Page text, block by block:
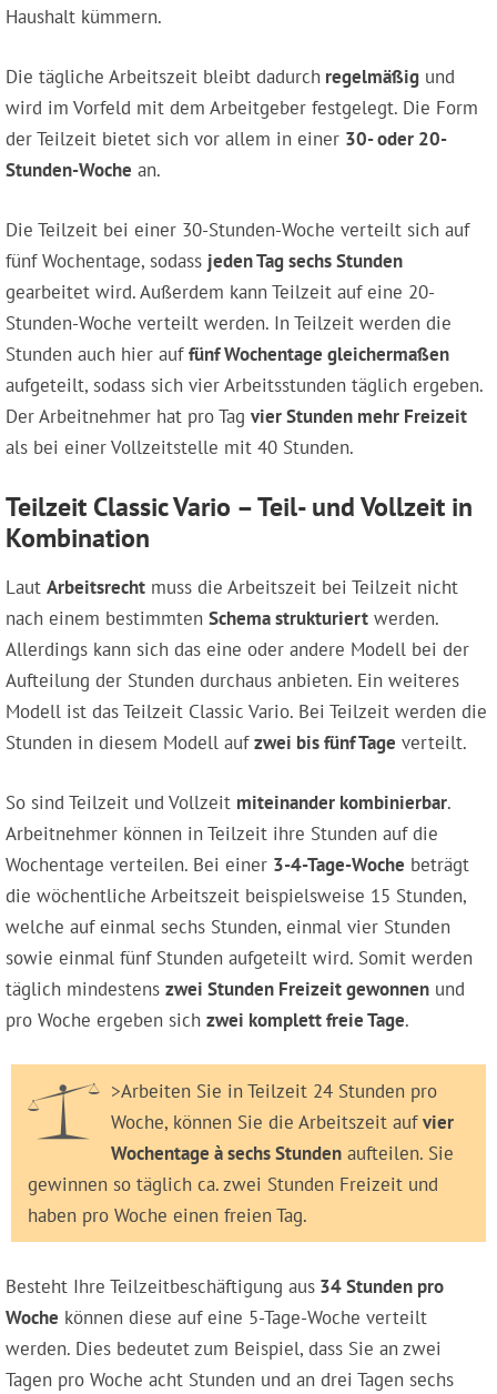
Haushalt kümmern.
Die tägliche Arbeitszeit bleibt dadurch regelmäßig und
wird im Vorfeld mit dem Arbeitgeber festgelegt. Die Form
der Teilzeit bietet sich vor allem in einer 30- oder 20-
Stunden-Woche an.
Die Teilzeit bei einer 30-Stunden-Woche verteilt sich auf
fünf Wochentage, sodass jeden Tag sechs Stunden
gearbeitet wird. Außerdem kann Teilzeit auf eine 20-
Stunden-Woche verteilt werden. In Teilzeit werden die
Stunden auch hier auffünf Wochentage gleichermaßen
aufgeteilt, sodass sich vier Arbeitsstunden täglich ergeben.
Der Arbeitnehmer hat pro Tag vier Stunden mehr Freizeit
als bei einer Vollzeitstelle mit 40 Stunden.
Teilzeit Classic Vario – Teil- und Vollzeit in
Kombination
Laut Arbeitsrecht muss die Arbeitszeit bei Teilzeit nicht
nach einem bestimmten Schema strukturiert werden.
Allerdings kann sich das eine oder andere Modell bei der
Aufteilung der Stunden durchaus anbieten. Ein weiteres
Modell ist das Teilzeit Classic Vario. Bei Teilzeit werden die
Stunden in diesem Modell aufzwei bis fünf Tage verteilt.
So sind Teilzeit und Vollzeit miteinander kombinierbar.
Arbeitnehmer können in Teilzeit ihre Stunden auf die
Wochentage verteilen. Bei einer 3-4-Tage-Woche beträgt
die wöchentliche Arbeitszeit beispielsweise 15 Stunden,
welche auf einmal sechs Stunden, einmal vier Stunden
sowie einmal fünf Stunden aufgeteilt wird. Somit werden
täglich mindestens zwei Stunden Freizeit gewonnen und
pro Woche ergeben sich zwei komplett freie Tage.
>Arbeiten Sie in Teilzeit 24 Stunden pro
Woche, können Sie die Arbeitszeit aufvier
Wochentage à sechs Stunden aufteilen. Sie
gewinnen so täglich ca. zwei Stunden Freizeit und
haben pro Woche einen freien Tag.
Besteht Ihre Teilzeitbeschäftigung aus 34 Stunden pro
Woche können diese auf eine 5-Tage-Woche verteilt
werden. Dies bedeutet zum Beispiel, dass Sie an zwei
Tagen pro Woche acht Stunden und an drei Tagen sechs